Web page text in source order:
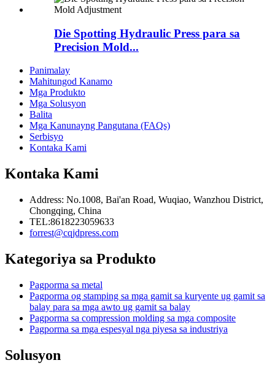
Die Spotting Hydraulic Press para sa
Precision Mold...
Panimalay
Mahitungod Kanamo
Mga Produkto
Mga Solusyon
Balita
Mga Kanunayng Pangutana (FAQs)
Serbisyo
Kontaka Kami
Kontaka Kami
Address: No.1008, Bai'an Road, Wuqiao, Wanzhou District,
Chongqing, China
TEL:8618223059633
forrest@cqjdpress.com
Kategoriya sa Produkto
Pagporma sa metal
Pagporma og stamping sa mga gamit sa kuryente ug gamit sa
balay para sa mga awto ug gamit sa balay
Pagporma sa compression molding sa mga composite
Pagporma sa mga espesyal nga piyesa sa industriya
Solusyon